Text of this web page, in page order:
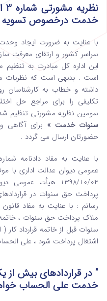
خدمت درخصوص
با عنایت به ضرورت ایجاد
سراسر کشور و ارتقای معرفت
این اداره کل مبادرت به
است . بدیهی است که نظریات
داشته و خطاب به کارشناسان
تکلیفی را برای مراجع حل
سومین نظریه مشورتی تنظیم
سنوات خدمت » برای آگاهی
حضورتان ارسال می گردد .
1398/10/04 هیأت
پرداخت حق سنوات در
ملاک پرداخت حق سنوات ،
سنوات قبل از خاتمه قرارداد
اشتغال پرداخت شود ، علی
” در قراردادهای بیش
خدمت علی الحساب